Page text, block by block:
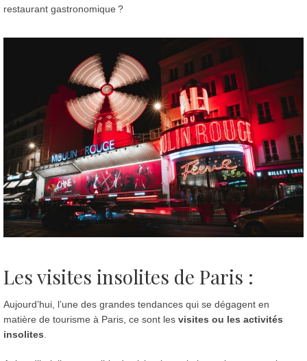
restaurant gastronomique ?
Les visites insolites de Paris :
Aujourd’hui, l’une des grandes tendances qui se dégagent en
matière de tourisme à Paris, ce sont les visites ou les activités
insolites